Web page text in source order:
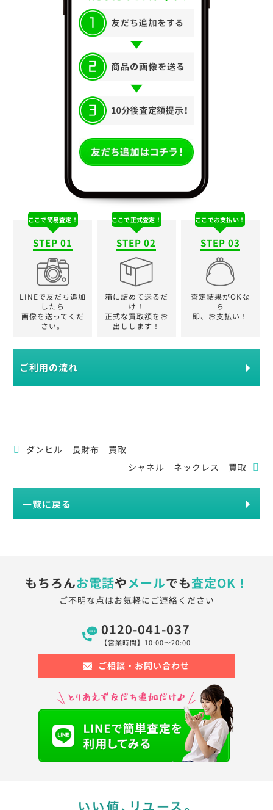
ここで簡易査定！
STEP 01
LINEで友だち追加
したら
画像を送ってくだ
さい。
ここで正式査定！
STEP 02
箱に詰めて送るだ
け！
正式な買取額をお
出しします！
ここでお支払い！
STEP 03
査定結果がOKな
ら
即、お支払い！
ご利用の流れ
ダンヒル 長財布 買取
シャネル ネックレス 買取
一覧に戻る
もちろんお電話やメールでも査定OK！
ご不明な点はお気軽にご連絡ください
0120-041-037
【営業時間】10:00〜20:00
ご相談・お問い合わせ